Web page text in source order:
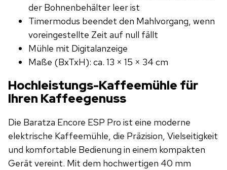
der Bohnenbehälter leer ist
Timermodus beendet den Mahlvorgang, wenn
voreingestellte Zeit auf null fällt
Mühle mit Digitalanzeige
Maße (BxTxH): ca. 13 × 15 × 34 cm
Hochleistungs-Kaffeemühle für
Ihren Kaffeegenuss
Die Baratza Encore ESP Pro ist eine moderne
elektrische Kaffeemühle, die Präzision, Vielseitigkeit
und komfortable Bedienung in einem kompakten
Gerät vereint. Mit dem hochwertigen 40 mm